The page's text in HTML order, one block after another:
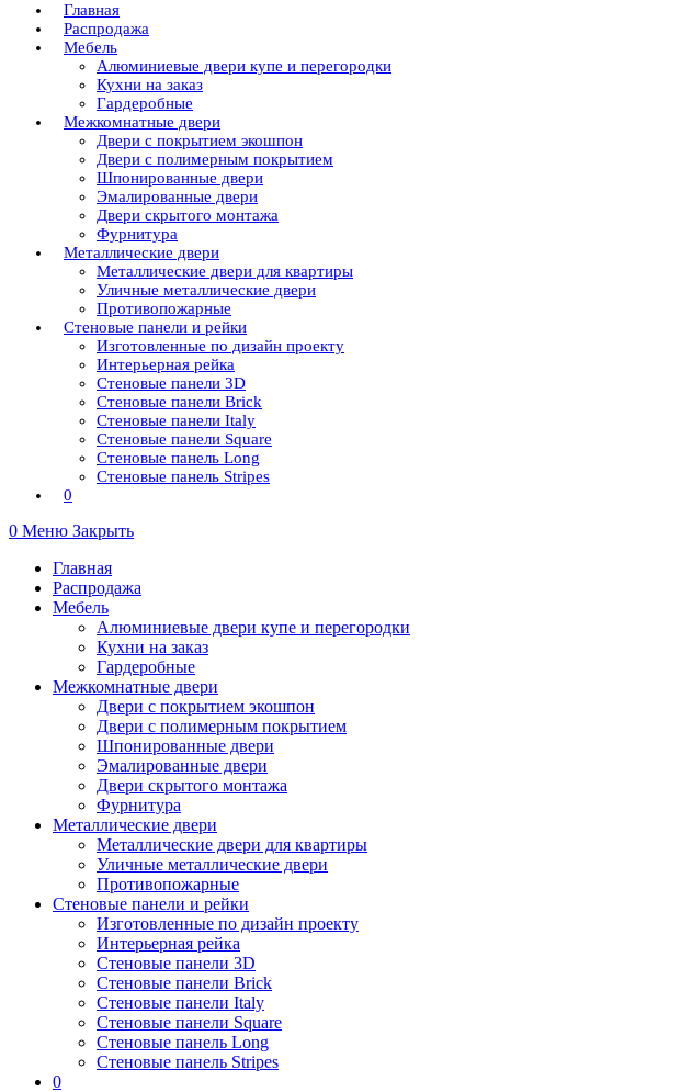
Главная
Распродажа
Мебель
Алюминиевые двери купе и перегородки
Кухни на заказ
Гардеробные
Межкомнатные двери
Двери с покрытием экошпон
Двери с полимерным покрытием
Шпонированные двери
Эмалированные двери
Двери скрытого монтажа
Фурнитура
Металлические двери
Металлические двери для квартиры
Уличные металлические двери
Противопожарные
Стеновые панели и рейки
Изготовленные по дизайн проекту
Интерьерная рейка
Стеновые панели 3D
Стеновые панели Brick
Стеновые панели Italy
Стеновые панели Square
Стеновые панель Long
Стеновые панель Stripes
0
0 Меню Закрыть
Главная
Распродажа
Мебель
Алюминиевые двери купе и перегородки
Кухни на заказ
Гардеробные
Межкомнатные двери
Двери с покрытием экошпон
Двери с полимерным покрытием
Шпонированные двери
Эмалированные двери
Двери скрытого монтажа
Фурнитура
Металлические двери
Металлические двери для квартиры
Уличные металлические двери
Противопожарные
Стеновые панели и рейки
Изготовленные по дизайн проекту
Интерьерная рейка
Стеновые панели 3D
Стеновые панели Brick
Стеновые панели Italy
Стеновые панели Square
Стеновые панель Long
Стеновые панель Stripes
0